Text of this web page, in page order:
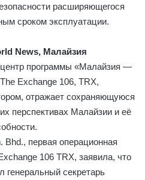
расширяющегося
сроком эксплуатации.
News, Малайзия
программы «Малайзия —
Exchange 106, TRX,
отражает сохраняющуюся
перспективах Малайзии и её
первая операционная
106 TRX, заявила, что
генеральный секретарь